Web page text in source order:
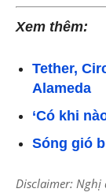
Xem thêm:
Tether,
Alameda
‘Có khi
Sóng gió
Disclaimer: Nghị